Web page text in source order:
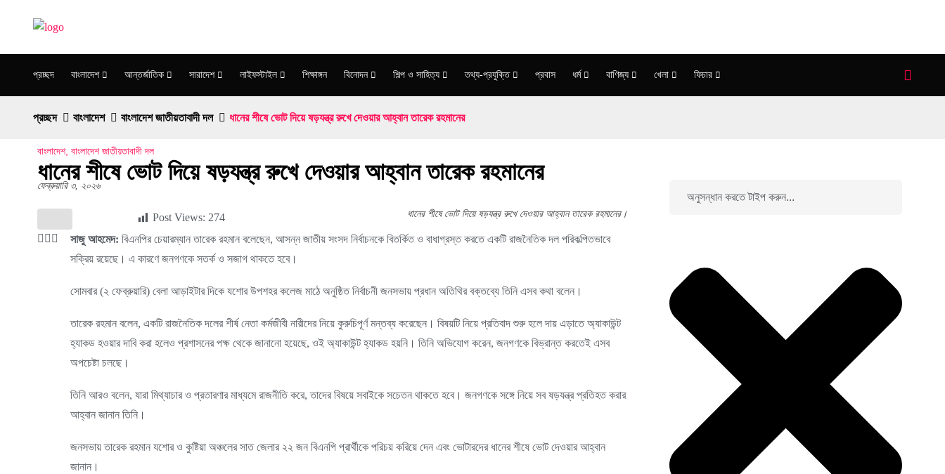
প্রচ্ছদ বাংলাদেশ আন্তর্জাতিক সারাদেশ লাইফস্টাইল শিক্ষাঙ্গন বিনোদন শিল্প ও সাহিত্য তথ্য-প্রযুক্তি প্রবাস ধর্ম বাণিজ্য খেলা ফিচার
প্রচ্ছদ বাংলাদেশ বাংলাদেশ জাতীয়তাবাদী দল ধানের শীষে ভোট দিয়ে ষড়যন্ত্র রুখে দেওয়ার আহ্বান তারেক রহমানের
বাংলাদেশ, বাংলাদেশ জাতীয়তাবাদী দল
ধানের শীষে ভোট দিয়ে ষড়যন্ত্র রুখে দেওয়ার আহ্বান তারেক রহমানের
ফেব্রুয়ারি ৩, ২০২৬
Post Views: 274 ধানের শীষে ভোট দিয়ে ষড়যন্ত্র রুখে দেওয়ার আহ্বান তারেক রহমানের।
সাজু আহমেদ: বিএনপির চেয়ারম্যান তারেক রহমান বলেছেন, আসন্ন জাতীয় সংসদ নির্বাচনকে বিতর্কিত ও বাধাগ্রস্ত করতে একটি রাজনৈতিক দল পরিকল্পিতভাবে
সক্রিয় রয়েছে। এ কারণে জনগণকে সতর্ক ও সজাগ থাকতে হবে।
সোমবার (২ ফেব্রুয়ারি) বেলা আড়াইটার দিকে যশোর উপশহর কলেজ মাঠে অনুষ্ঠিত নির্বাচনী জনসভায় প্রধান অতিথির বক্তব্যে তিনি এসব কথা বলেন।
তারেক রহমান বলেন, একটি রাজনৈতিক দলের শীর্ষ নেতা কর্মজীবী নারীদের নিয়ে কুরুচিপূর্ণ মন্তব্য করেছেন। বিষয়টি নিয়ে প্রতিবাদ শুরু হলে দায় এড়াতে অ্যাকাউন্ট
হ্যাকড হওয়ার দাবি করা হলেও প্রশাসনের পক্ষ থেকে জানানো হয়েছে, ওই অ্যাকাউন্ট হ্যাকড হয়নি। তিনি অভিযোগ করেন, জনগণকে বিভ্রান্ত করতেই এসব
অপচেষ্টা চলছে।
তিনি আরও বলেন, যারা মিথ্যাচার ও প্রতারণার মাধ্যমে রাজনীতি করে, তাদের বিষয়ে সবাইকে সচেতন থাকতে হবে। জনগণকে সঙ্গে নিয়ে সব ষড়যন্ত্র প্রতিহত করার
আহ্বান জানান তিনি।
জনসভায় তারেক রহমান যশোর ও কুষ্টিয়া অঞ্চলের সাত জেলার ২২ জন বিএনপি প্রার্থীকে পরিচয় করিয়ে দেন এবং ভোটারদের ধানের শীষে ভোট দেওয়ার আহ্বান
জানান।